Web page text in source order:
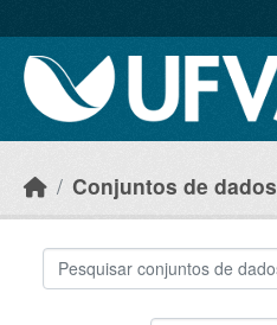
Conjuntos de dados